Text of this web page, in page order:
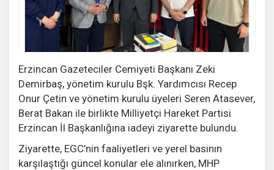
Erzincan Gazeteciler Cemiyeti Başkanı Zeki
Demirbaş, yönetim kurulu Bşk. Yardımcısı Recep
Onur Çetin ve yönetim kurulu üyeleri Seren Atasever,
Berat Bakan ile birlikte Milliyetçi Hareket Partisi
Erzincan İl Başkanlığına iadeyi ziyarette bulundu.
Ziyarette, EGC’nin faaliyetleri ve yerel basının
karşılaştığı güncel konular ele alınırken, MHP